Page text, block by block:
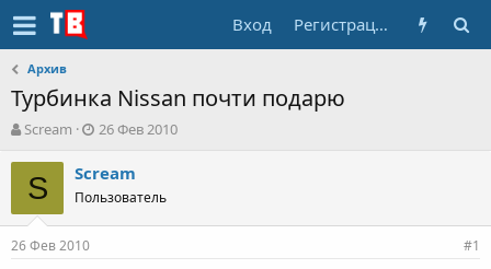
Вход Регистрация
Архив
Турбинка Nissan почти подарю
А
т
о
т
е
Scream
Д
т
н
а
26 Фев 2010
S Scream
Пользователь
26 Фев 2010 #1